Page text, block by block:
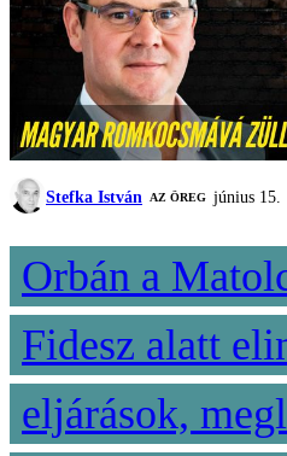
Stefka István AZ ÖREG június 15.
Orbán a
Fidesz alatt
eljárások,